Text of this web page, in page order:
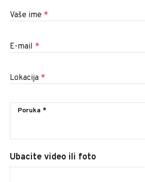
Vaše ime *
E-mail *
Lokacija *
Ubacite video ili foto